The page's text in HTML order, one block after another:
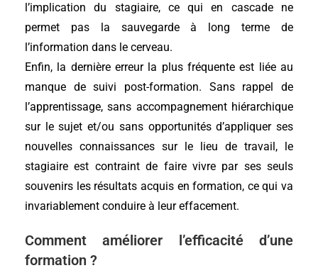
l’implication du stagiaire, ce qui en cascade ne
permet pas la sauvegarde à long terme de
l’information dans le cerveau.
Enfin, la dernière erreur la plus fréquente est liée au
manque de suivi post-formation. Sans rappel de
l’apprentissage, sans accompagnement hiérarchique
sur le sujet et/ou sans opportunités d’appliquer ses
nouvelles connaissances sur le lieu de travail, le
stagiaire est contraint de faire vivre par ses seuls
souvenirs les résultats acquis en formation, ce qui va
invariablement conduire à leur effacement.
Comment améliorer l’efficacité d’une
formation ?